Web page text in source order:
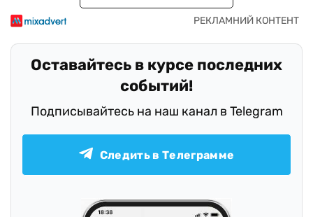
Оставайтесь в курсе последних
событий!
Подписывайтесь на наш канал в Telegram
Следить в Телеграмме